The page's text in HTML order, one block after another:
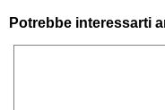
Potrebbe interessarti